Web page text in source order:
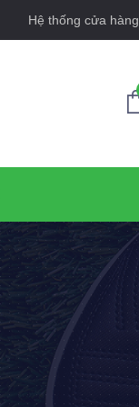
Hệ thống cửa hàng